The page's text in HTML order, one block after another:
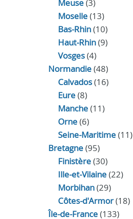
Meuse(3)
Moselle(13)
Bas-Rhin(10)
Haut-Rhin(9)
Vosges(4)
Normandie(48)
Calvados(16)
Eure(8)
Manche(11)
Orne(6)
Seine-Maritime(11)
Bretagne(95)
Finistère(30)
Ille-et-Vilaine(22)
Morbihan(29)
Côtes-d'Armor(18)
Île-de-France(133)